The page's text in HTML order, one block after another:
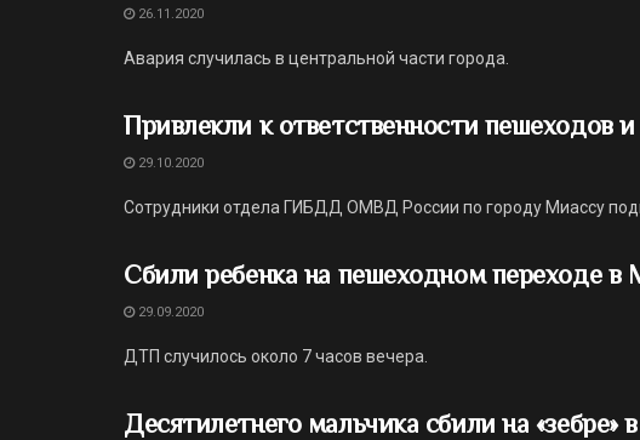
26.11.2020
Авария случилась в центральной части города.
Привлекли к ответственности пешеходов
29.10.2020
Сотрудники отдела ГИБДД ОМВД России по городу Миассу
Сбили ребенка на пешеходном переходе в
29.09.2020
ДТП случилось около 7 часов вечера.
Десятилетнего мальчика сбили на «зебре»